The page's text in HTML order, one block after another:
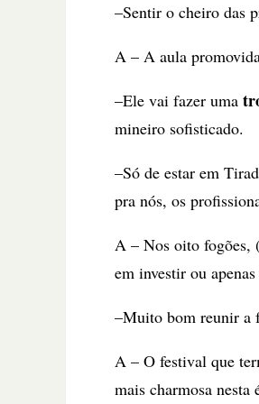
–Sentir o cheiro das
A – A aula
–Ele vai fazer uma
mineiro sofisticado.
–Só de estar em
pra nós, os
A – Nos oito fogões,
em investir ou
–Muito bom reunir a
A – O festival que
mais charmosa nesta